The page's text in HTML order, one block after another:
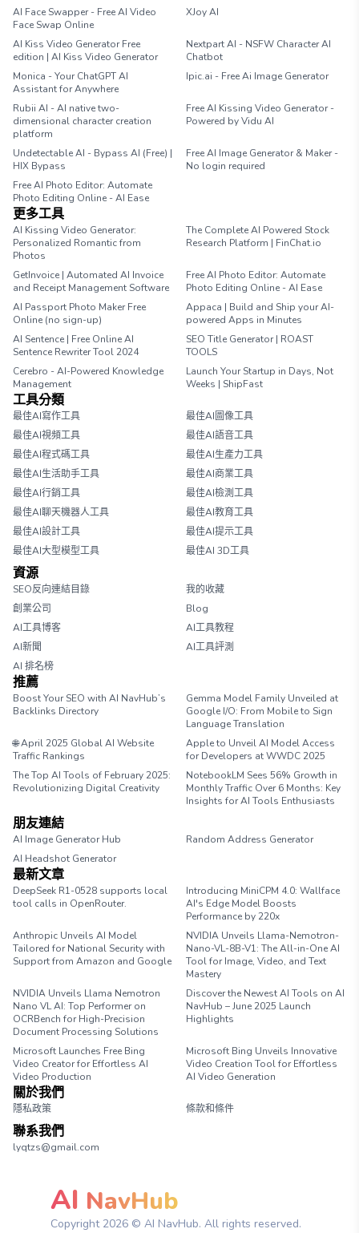
AI Face Swapper - Free AI Video
Face Swap Online
XJoy AI
AI Kiss Video Generator Free
edition | AI Kiss Video Generator
Nextpart AI - NSFW Character AI
Chatbot
Monica - Your ChatGPT AI
Assistant for Anywhere
Ipic.ai - Free Ai Image Generator
Rubii AI - AI native two-
dimensional character creation
platform
Free AI Kissing Video Generator -
Powered by Vidu AI
Undetectable AI - Bypass AI (Free) |
HIX Bypass
Free AI Image Generator & Maker -
No login required
Free AI Photo Editor: Automate
Photo Editing Online - AI Ease
更多工具
AI Kissing Video Generator:
Personalized Romantic from
Photos
The Complete AI Powered Stock
Research Platform | FinChat.io
GetInvoice | Automated AI Invoice
and Receipt Management Software
Free AI Photo Editor: Automate
Photo Editing Online - AI Ease
AI Passport Photo Maker Free
Online (no sign-up)
Appaca | Build and Ship your AI-
powered Apps in Minutes
AI Sentence | Free Online AI
Sentence Rewriter Tool 2024
SEO Title Generator | ROAST
TOOLS
Cerebro - AI-Powered Knowledge
Management
Launch Your Startup in Days, Not
Weeks | ShipFast
工具分類
最佳AI寫作工具
最佳AI圖像工具
最佳AI視頻工具
最佳AI語音工具
最佳AI程式碼工具
最佳AI生產力工具
最佳AI生活助手工具
最佳AI商業工具
最佳AI行銷工具
最佳AI檢測工具
最佳AI聊天機器人工具
最佳AI教育工具
最佳AI設計工具
最佳AI提示工具
最佳AI大型模型工具
最佳AI 3D工具
資源
SEO反向連結目錄
我的收藏
創業公司
Blog
AI工具博客
AI工具教程
AI新聞
AI工具評測
AI 排名榜
推薦
Boost Your SEO with AI NavHub’s
Backlinks Directory
Gemma Model Family Unveiled at
Google I/O: From Mobile to Sign
Language Translation
🌐 April 2025 Global AI Website
Traffic Rankings
Apple to Unveil AI Model Access
for Developers at WWDC 2025
The Top AI Tools of February 2025:
Revolutionizing Digital Creativity
NotebookLM Sees 56% Growth in
Monthly Traffic Over 6 Months: Key
Insights for AI Tools Enthusiasts
朋友連結
AI Image Generator Hub
Random Address Generator
AI Headshot Generator
最新文章
DeepSeek R1-0528 supports local
tool calls in OpenRouter.
Introducing MiniCPM 4.0: Wallface
AI's Edge Model Boosts
Performance by 220x
Anthropic Unveils AI Model
Tailored for National Security with
Support from Amazon and Google
NVIDIA Unveils Llama-Nemotron-
Nano-VL-8B-V1: The All-in-One AI
Tool for Image, Video, and Text
Mastery
NVIDIA Unveils Llama Nemotron
Nano VL AI: Top Performer on
OCRBench for High-Precision
Document Processing Solutions
Discover the Newest AI Tools on AI
NavHub – June 2025 Launch
Highlights
Microsoft Launches Free Bing
Video Creator for Effortless AI
Video Production
Microsoft Bing Unveils Innovative
Video Creation Tool for Effortless
AI Video Generation
關於我們
隱私政策 條款和條件
聯系我們
lyqtzs@gmail.com
AI NavHub
Copyright 2026© AI NavHub. All rights reserved.